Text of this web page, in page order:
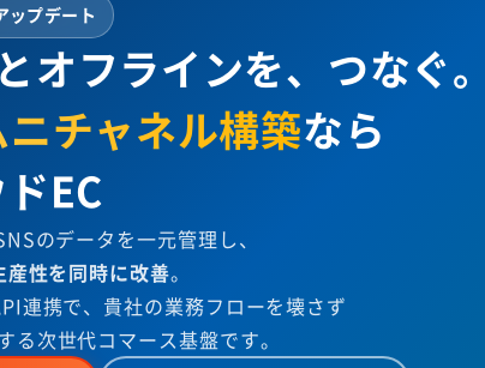
ップデート
オフラインを、つなぐ。
チャネル構築なら
EC
のデータを一元管理し、
性を同時に改善。
連携で、貴社の業務フローを壊さず
る次世代コマース基盤です。